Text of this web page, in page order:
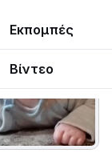
Εκπομπές
Βίντεο